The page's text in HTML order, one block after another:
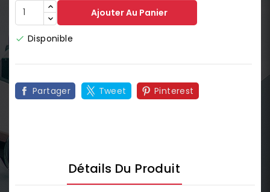
Ajouter Au Panier
 Disponible
Partager Tweet Pinterest
Détails Du Produit